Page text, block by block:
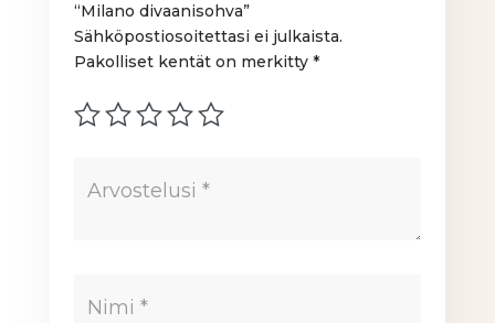
“Milano divaanisohva”
Sähköpostiosoitettasi ei julkaista.
Pakolliset kentät on merkitty*